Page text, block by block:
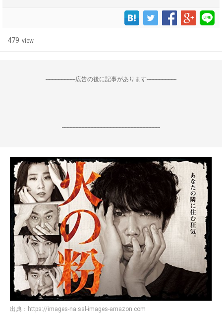
479 view
--------------------広告の後に記事があります--------------------
------------------------------------------------------------------
出典： https://images-na.ssl-images-amazon.com